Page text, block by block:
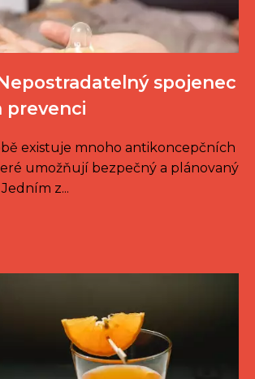
spojenec
prevenci
existuje mnoho antikoncepčních
umožňují bezpečný a plánovaný
z...